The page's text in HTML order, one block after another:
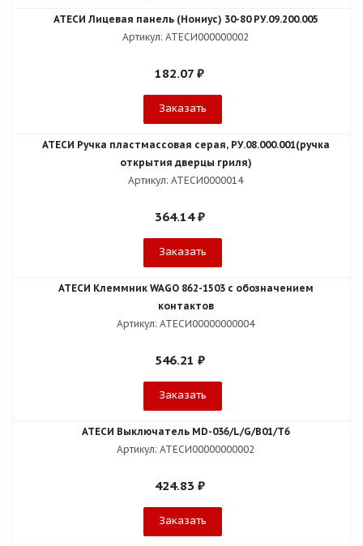
АТЕСИ Лицевая панель (Нониус) 30-80 РУ.09.200.005
Артикул: АТЕСИ000000002
182.07 ₽
Заказать
АТЕСИ Ручка пластмассовая серая, РУ.08.000.001(ручка
открытия дверцы гриля)
Артикул: АТЕСИ0000014
364.14₽
Заказать
АТЕСИ Клеммник WAGO 862-1503 c обозначением
контактов
Артикул: АТЕСИ00000000004
546.21 ₽
Заказать
АТЕСИ Выключатель MD-036/L/G/В01/T6
Артикул: АТЕСИ00000000002
424.83 ₽
Заказать